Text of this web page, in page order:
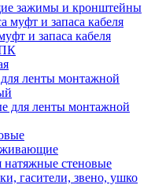
зажимы и кронштейны
и запаса кабеля
ленты монтажной
для ленты монтажной
натяжные стеновые
гасители, звено, ушко